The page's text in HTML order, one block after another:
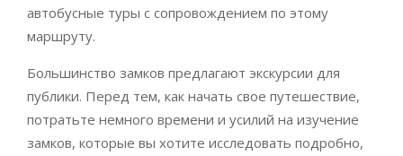
автобусные туры с сопровождением по этому
маршруту.
Большинство замков предлагают экскурсии для
публики. Перед тем, как начать свое путешествие,
потратьте немного времени и усилий на изучение
замков, которые вы хотите исследовать подробно,